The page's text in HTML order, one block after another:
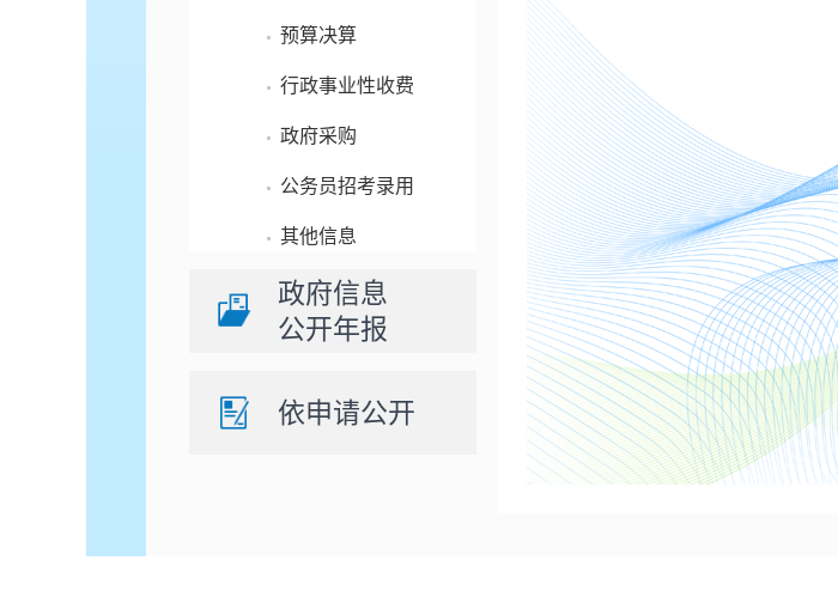
预算决算
行政事业性收费
政府采购
公务员招考录用
其他信息
政府信息
公开年报
依申请公开